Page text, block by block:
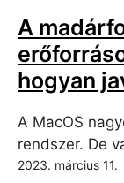
A
hogyan
A MacOS
rendszer. De
2023. március 11.